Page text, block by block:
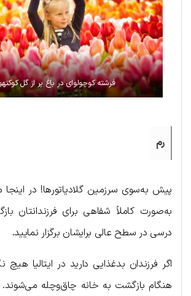
فرشته کوچولو‌ای در باغ پر از گل
رم
پیش به‌سوی سرزمین گلادیاتورها! در اینجا
به‌صورت کاملاً شفاهی برای فرزندانتان
درسی در سطح عالی برایشان برگزار نمایید.
اگر فرزندان بدغذایی دارید در ایتالیا
هنگام بازگشت به خانه چاق‌وچله